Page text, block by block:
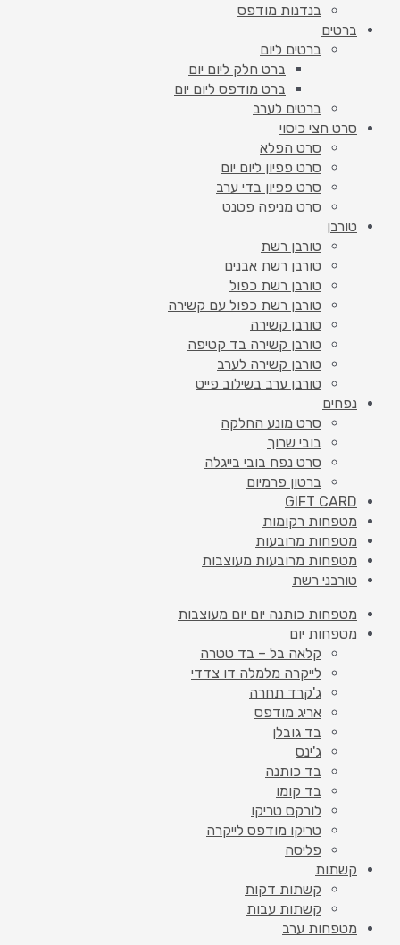
בנדנות מודפס
ברטים
ברטים ליום
ברט חלק ליום יום
ברט מודפס ליום יום
ברטים לערב
סרט חצי כיסוי
סרט הפלא
סרט פפיון ליום יום
סרט פפיון בדי ערב
סרט מניפה פטנט
טורבן
טורבן רשת
טורבן רשת אבנים
טורבן רשת כפול
טורבן רשת כפול עם קשירה
טורבן קשירה
טורבן קשירה בד קטיפה
טורבן קשירה לערב
טורבן ערב בשילוב פייט
נפחים
סרט מונע החלקה
בובי שרוך
סרט נפח בובי בייגלה
ברטון פרמיום
GIFT CARD
מטפחות רקומות
מטפחות מרובעות
מטפחות מרובעות מעוצבות
טורבני רשת
מטפחות כותנה יום יום מעוצבות
מטפחות יום
קלאה בל – בד טטרה
לייקרה מלמלה דו צדדי
ג'קרד תחרה
אריג מודפס
בד גובלן
ג'ינס
בד כותנה
בד קומו
לורקס טריקו
טריקו מודפס לייקרה
פליסה
קשתות
קשתות דקות
קשתות עבות
מטפחות ערב